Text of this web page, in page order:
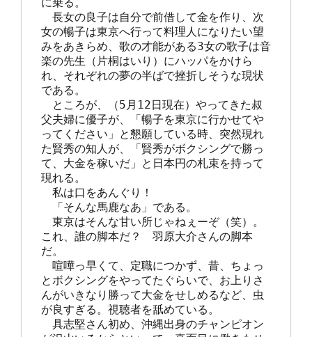
に乗る。
長女の良子は自分で前借して金を作り、次
女の暢子は東京へ行って料理人になりたい望
みをあきらめ、歌の才能がある3女の歌子は音
楽の先生（片桐はいり）にハッパをかけら
れ、それぞれの夢の半ばで挫折しそうな現状
である。
ところが、（5月12日現在）やってきた叔
父夫婦に優子が、「暢子を東京に行かせてや
ってください」と懇願している時、突然現れ
た賢秀の知人が、「賢秀がボクシングで勝っ
て、大金を稼いだ」と日本円の札束を持って
現れる。
私は口をあんぐり！
「そんな馬鹿なあ」である。
東京はそんな甘い所じゃねぇーぞ（笑）。
これ、誰の脚本だ？　羽原大介さんの脚本
だ。
喧嘩っ早くて、定職につかず、昔、ちょっ
とボクシングをやってたぐらいで、お上りさ
んがいきなり勝って大金をせしめるなど、虫
が良すぎる。視聴者を舐めている。
具志堅さん初め、沖縄出身のチャンピオン